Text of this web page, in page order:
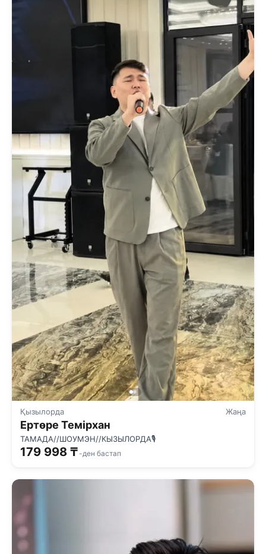
Қызылорда Жаңа
Ертөре Темірхан
ТАМАДА//ШОУМЭН//КЫЗЫЛОРДА🎙️
179 998 ₸ -ден бастап